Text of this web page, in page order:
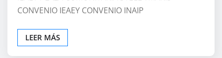
CONVENIO IEAEY CONVENIO INAIP
LEER MÁS